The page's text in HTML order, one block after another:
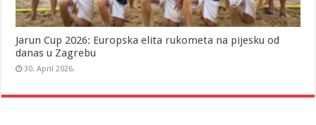
Jarun Cup 2026: Europska elita rukometa na pijesku od
danas u Zagrebu
30. April 2026.